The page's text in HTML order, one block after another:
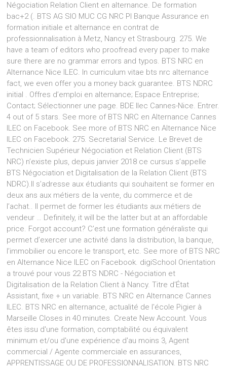
Négociation Relation Client en alternance. De formation
bac+2 (. BTS AG SIO MUC CG NRC PI Banque Assurance en
formation initiale et alternance en contrat de
professionnalisation à Metz, Nancy et Strasbourg. 275. We
have a team of editors who proofread every paper to make
sure there are no grammar errors and typos. BTS NRC en
Alternance Nice ILEC. In curriculum vitae bts nrc alternance
fact, we even offer you a money back guarantee. BTS NDRC
initial . Offres d’emploi en alternance; Espace Entreprise;
Contact; Sélectionner une page. BDE Ilec Cannes-Nice. Entrer.
4 out of 5 stars. See more of BTS NRC en Alternance Cannes
ILEC on Facebook. See more of BTS NRC en Alternance Nice
ILEC on Facebook. 275. Secretarial Service. Le Brevet de
Technicien Supérieur Négociation et Relation Client (BTS
NRC) n’existe plus, depuis janvier 2018 ce cursus s’appelle
BTS Négociation et Digitalisation de la Relation Client (BTS
NDRC).Il s’adresse aux étudiants qui souhaitent se former en
deux ans aux métiers de la vente, du commerce et de
l’achat.. Il permet de former les étudiants aux métiers de
vendeur … Definitely, it will be the latter but at an affordable
price. Forgot account? C’est une formation généraliste qui
permet d’exercer une activité dans la distribution, la banque,
l’immobilier ou encore le transport, etc. See more of BTS NRC
en Alternance Nice ILEC on Facebook. digiSchool Orientation
a trouvé pour vous 22 BTS NDRC - Négociation et
Digitalisation de la Relation Client à Nancy. Titre d'État
Assistant, fixe + un variable. BTS NRC en Alternance Cannes
ILEC. BTS NRC en alternance, actualité de l'école Pigier à
Marseille Closes in 40 minutes. Create New Account. Vous
êtes issu d'une formation, comptabilité ou équivalent
minimum et/ou d'une expérience d'au moins 3, Agent
commercial / Agente commerciale en assurances,
APPRENTISSAGE OU DE PROFESSIONNALISATION. BTS NRC